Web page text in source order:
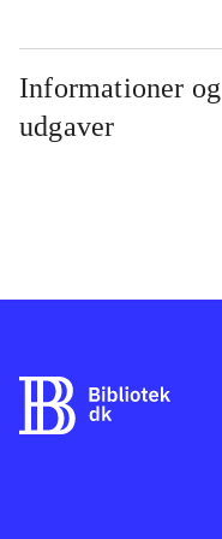
Informationer og
udgaver